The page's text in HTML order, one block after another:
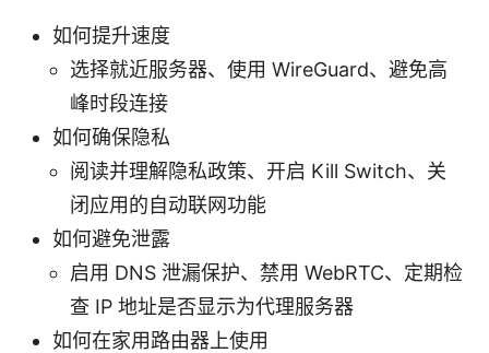
如何提升速度
选择就近服务器、使用 WireGuard、避免高
峰时段连接
如何确保隐私
阅读并理解隐私政策、开启 Kill Switch、关
闭应用的自动联网功能
如何避免泄露
启用 DNS 泄漏保护、禁用 WebRTC、定期检
查 IP 地址是否显示为代理服务器
如何在家用路由器上使用